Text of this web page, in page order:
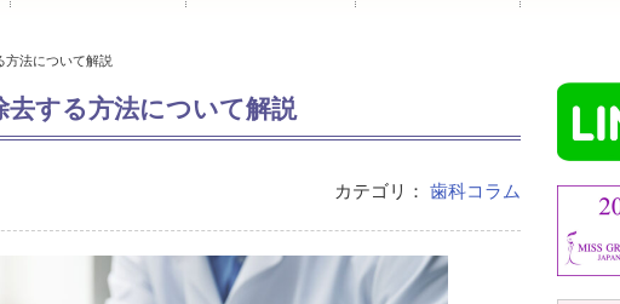
方法について解説
去する方法について解説
カテゴリ： 歯科コラム